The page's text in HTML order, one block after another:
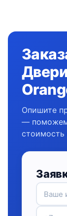
Опишите
— поможем
стоимость